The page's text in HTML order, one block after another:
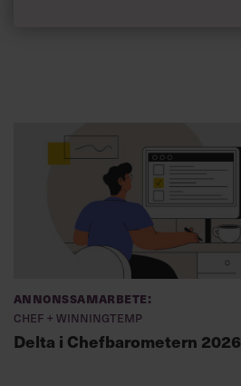
Annonssamarbete:
Chef + Winningtemp
Delta i Chefbarometern 2026